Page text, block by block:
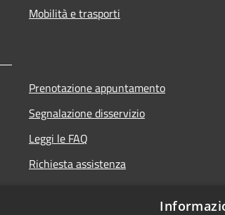
Mobilità e trasporti
Prenotazione appuntamento
Segnalazione disservizio
Leggi le FAQ
Richiesta assistenza